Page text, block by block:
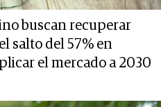
buscan recuperar
salto del 57% en
el mercado a 2030